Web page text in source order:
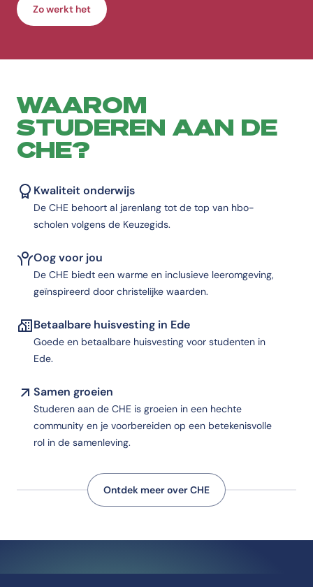
Zo werkt het
WAAROM
STUDEREN AAN DE
CHE?
Kwaliteit onderwijs
De CHE behoort al jarenlang tot de top van hbo-
scholen volgens de Keuzegids.
Oog voor jou
De CHE biedt een warme en inclusieve leeromgeving,
geïnspireerd door christelijke waarden.
Betaalbare huisvesting in Ede
Goede en betaalbare huisvesting voor studenten in
Ede.
Samen groeien
Studeren aan de CHE is groeien in een hechte
community en je voorbereiden op een betekenisvolle
rol in de samenleving.
Ontdek meer over CHE